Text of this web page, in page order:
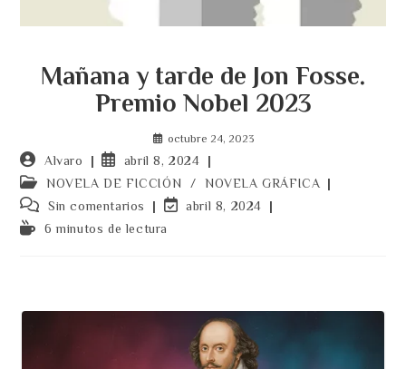
Mañana y tarde de Jon Fosse.
Premio Nobel 2023
octubre 24, 2023
Autor
de
la
entrada:
Alvaro
Publicación
de
entrada:
abril 8, 2024
Categoría
de
entrada:
NOVELA DE FICCIÓN /
NOVELA GRÁFICA
Comentarios
de
la
Sin comentarios
Últimaabril 8, 2024
Tiempo6 minutos de lectura